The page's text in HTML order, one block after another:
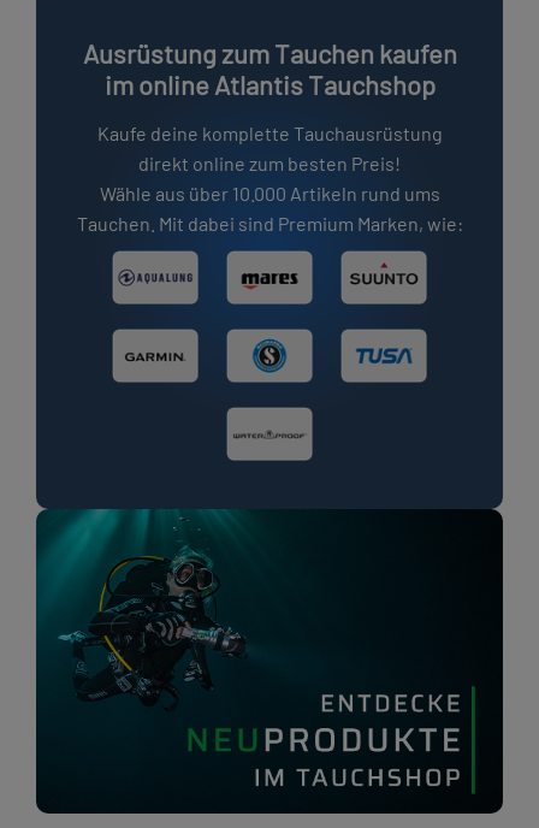
Ausrüstung zum Tauchen kaufen
im online Atlantis Tauchshop
Kaufe deine komplette Tauchausrüstung
direkt online zum besten Preis!
Wähle aus über 10.000 Artikeln rund ums
Tauchen. Mit dabei sind Premium Marken, wie: